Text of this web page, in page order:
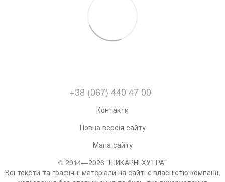
+38 (067) 440 47 00
Контакти
Повна версія сайту
Мапа сайту
© 2014—2026 "ШИКАРНІ ХУТРА"
Всі тексти та графічні матеріали на сайті є власністю компанії,